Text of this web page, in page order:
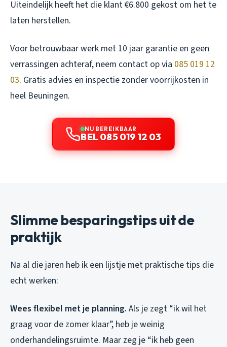
Uiteindelijk heeft het die klant €6.800 gekost om het te
laten herstellen.
Voor betrouwbaar werk met 10 jaar garantie en geen
verrassingen achteraf, neem contact op via 085 019 12
03. Gratis advies en inspectie zonder voorrijkosten in
heel Beuningen.
NU BEREIKBAAR
BEL 085 019 12 03
Slimme besparingstips uit de
praktijk
Na al die jaren heb ik een lijstje met praktische tips die
echt werken:
Wees flexibel met je planning. Als je zegt “ik wil het
graag voor de zomer klaar”, heb je weinig
onderhandelingsruimte. Maar zeg je “ik heb geen